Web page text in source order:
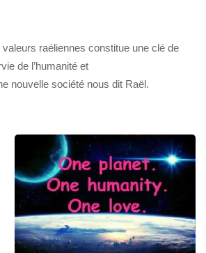
valeurs raéliennes constitue une clé de
de l’humanité et
nouvelle société nous dit Raël.